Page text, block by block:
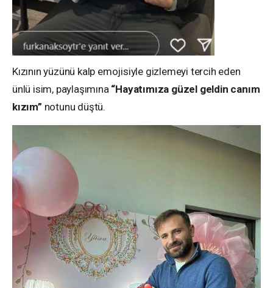
Kızının yüzünü kalp emojisiyle gizlemeyi tercih eden
ünlü isim, paylaşımına “Hayatımıza güzel geldin canım
kızım” notunu düştü.